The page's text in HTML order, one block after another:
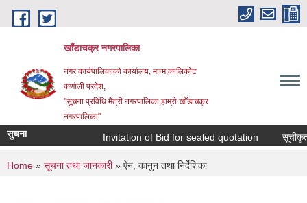
Skip to main content
खाँडाचक्र नगरपालिका
नगर कार्यपालिकाकाे कार्यालय, मान्म,कालिकाेट
क‍र्णाली प्रदेश,
"सूचना प्रविधि मैत्री नगरपालिका,हाम्राे खाँडाचक्र
नगरपालिका"
सुचना Invitation of Bid for sealed quotation सूचीकृत
You are here
Home » सूचना तथा जानकारी» ऐन, कानुन तथा निर्देशिका